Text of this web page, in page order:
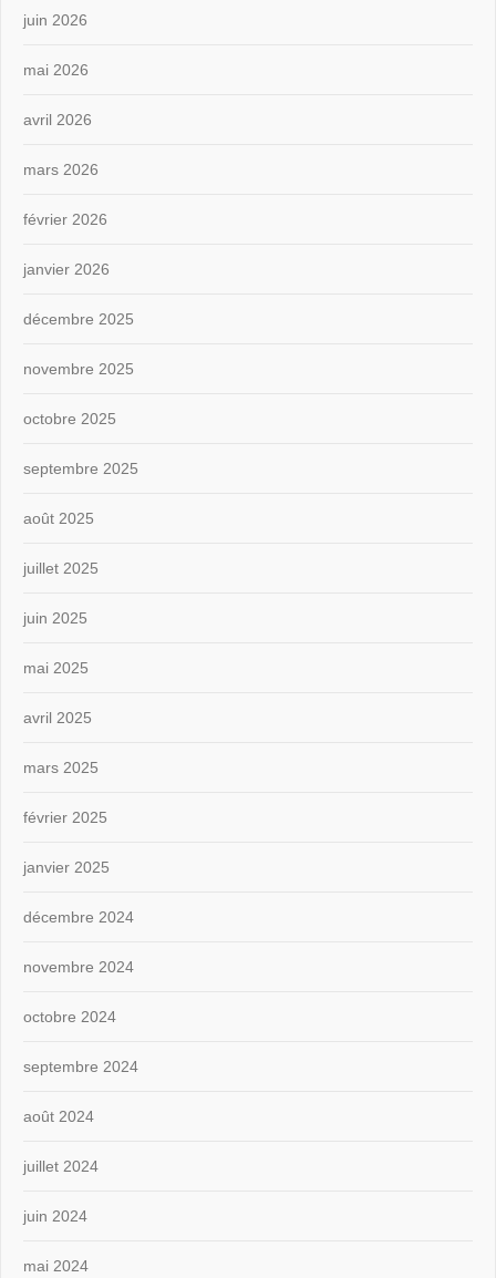
juin 2026
mai 2026
avril 2026
mars 2026
février 2026
janvier 2026
décembre 2025
novembre 2025
octobre 2025
septembre 2025
août 2025
juillet 2025
juin 2025
mai 2025
avril 2025
mars 2025
février 2025
janvier 2025
décembre 2024
novembre 2024
octobre 2024
septembre 2024
août 2024
juillet 2024
juin 2024
mai 2024